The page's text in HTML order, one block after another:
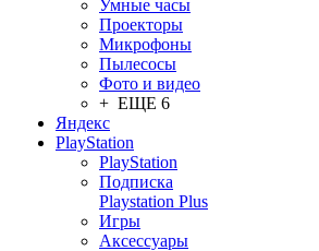
Умные часы
Проекторы
Микрофоны
Пылесосы
Фото и видео
+ ЕЩЕ 6
Яндекс
PlayStation
PlayStation
Подписка
Playstation Plus
Игры
Аксессуары